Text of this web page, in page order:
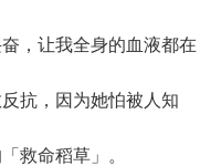
，让我全身的血液都在
抗，因为她怕被人知
救命稻草」。